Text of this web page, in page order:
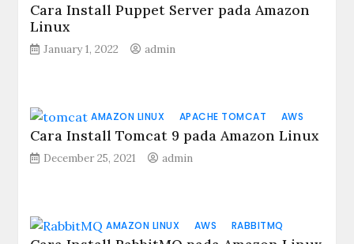
Cara Install Puppet Server pada Amazon
Linux
January 1, 2022 admin
AMAZON LINUX APACHE TOMCAT AWS
Cara Install Tomcat 9 pada Amazon Linux
December 25, 2021 admin
AMAZON LINUX AWS RABBITMQ